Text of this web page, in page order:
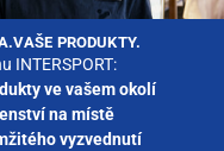
PRODUKTY.
INTERSPORT:
ve vašem okolí
na místě
vyzvednutí